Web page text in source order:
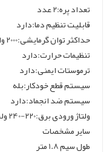
تعداد پره:2 عدد
قابلیت تنظیم دما:دارد
حداکثر توان گرمایشی:2000 وات
تنظیمات حرارت:دارد
ترموستات ایمنی:دارد
سیستم قطع خودکار:بله
سیستم ضد انجماد:دارد
ولتاژ ورودی برق:220-240 ولت
سایر مشخصات
طول سیم 1.8 متر